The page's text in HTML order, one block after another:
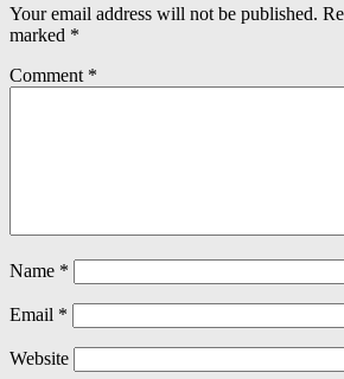
Your email address will not be published.
marked *
Comment *
Name *
Email *
Website